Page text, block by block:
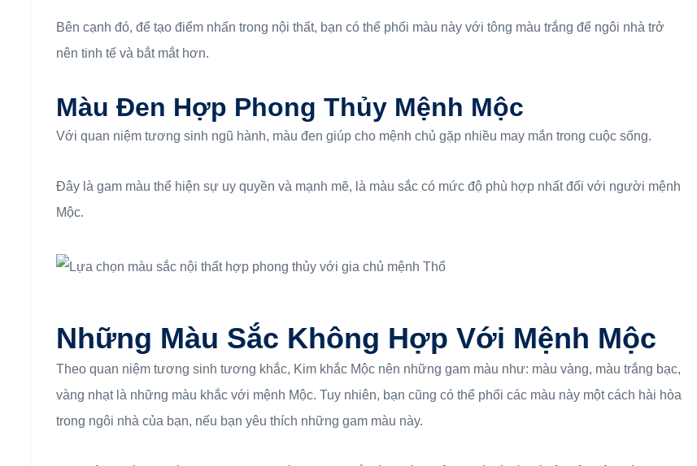
Bên cạnh đó, để tạo điểm nhấn trong nội thất, bạn có thể phối màu này với tông màu trắng để ngôi nhà trở
nên tinh tế và bắt mắt hơn.
Màu Đen Hợp Phong Thủy Mệnh Mộc
Với quan niệm tương sinh ngũ hành, màu đen giúp cho mệnh chủ gặp nhiều may mắn trong cuộc sống.
Đây là gam màu thể hiện sự uy quyền và mạnh mẽ, là màu sắc có mức độ phù hợp nhất đối với người mệnh
Mộc.
Những Màu Sắc Không Hợp Với Mệnh Mộc
Theo quan niệm tương sinh tương khắc, Kim khắc Mộc nên những gam màu như: màu vàng, màu trắng bạc,
vàng nhạt là những màu khắc với mệnh Mộc. Tuy nhiên, bạn cũng có thể phối các màu này một cách hài hòa
trong ngôi nhà của bạn, nếu bạn yêu thích những gam màu này.